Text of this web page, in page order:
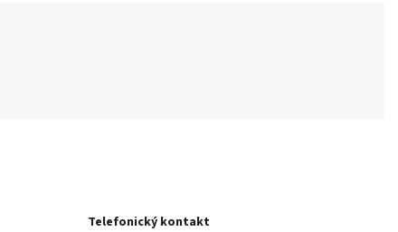
Telefonický kontakt